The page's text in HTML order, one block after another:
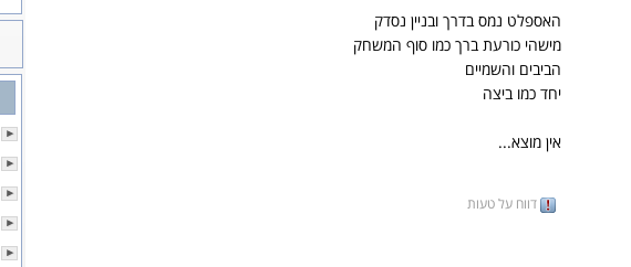
האספלט נמס בדרך ובניין נסדק
מישהי כורעת ברך כמו סוף המשחק
הביבים והשמיים
יחד כמו ביצה
אין מוצא...
דווח על טעות